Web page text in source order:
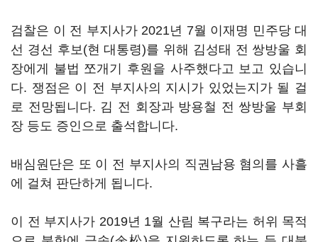
검찰은 이 전 부지사가 2021년 7월 이재명 민주당 대
선 경선 후보(현 대통령)를 위해 김성태 전 쌍방울 회
장에게 불법 쪼개기 후원을 사주했다고 보고 있습니
다. 쟁점은 이 전 부지사의 지시가 있었는지가 될 걸
로 전망됩니다. 김 전 회장과 방용철 전 쌍방울 부회
장 등도 증인으로 출석합니다.
배심원단은 또 이 전 부지사의 직권남용 혐의를 사흘
에 걸쳐 판단하게 됩니다.
이 전 부지사가 2019년 1월 산림 복구라는 허위 목적